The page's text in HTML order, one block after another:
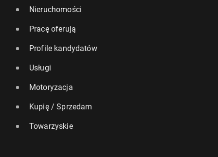
Nieruchomości
Pracę oferują
Profile kandydatów
Usługi
Motoryzacja
Kupię / Sprzedam
Towarzyskie